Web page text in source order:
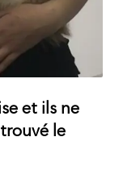
et ils ne
le